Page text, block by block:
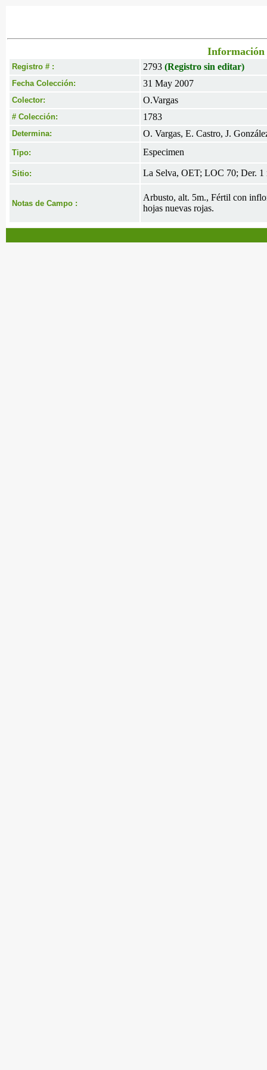
Información
Registro # : 2793 (Registro sin editar)
Fecha Colección: 31 May 2007
Colector: O.Vargas
# Colección: 1783
Determina: O. Vargas, E. Castro, J.
Tipo: Especimen
Sitio: La Selva, OET; LOC 70; Der. 1
Notas de Campo :
Arbusto, alt. 5m., Fértil con
hojas nuevas rojas.